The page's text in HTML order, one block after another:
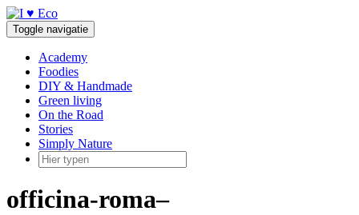
Doorgaan
naar
inhoud
Toggle navigatie
Academy
Foodies
DIY & Handmade
Green living
On the Road
Stories
Simply Nature
officina-roma–